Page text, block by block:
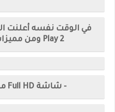
Play 2 ومن مميزات الهاتف أيضا:
- شاشة Full HD مقاس 6.3 بوصة.